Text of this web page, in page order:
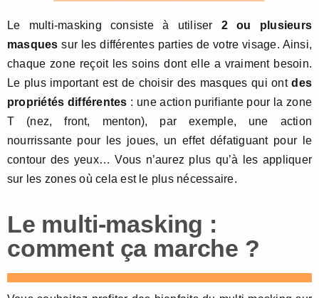
Le multi-masking consiste à utiliser 2 ou plusieurs
masques sur les différentes parties de votre visage. Ainsi,
chaque zone reçoit les soins dont elle a vraiment besoin.
Le plus important est de choisir des masques qui ontdes
propriétés différentes : une action purifiante pour la zone
T (nez, front, menton), par exemple, une action
nourrissante pour les joues, un effet défatiguant pour le
contour des yeux… Vous n’aurez plus qu’à les appliquer
sur les zones où cela est le plus nécessaire.
Le multi-masking :
comment ça marche ?